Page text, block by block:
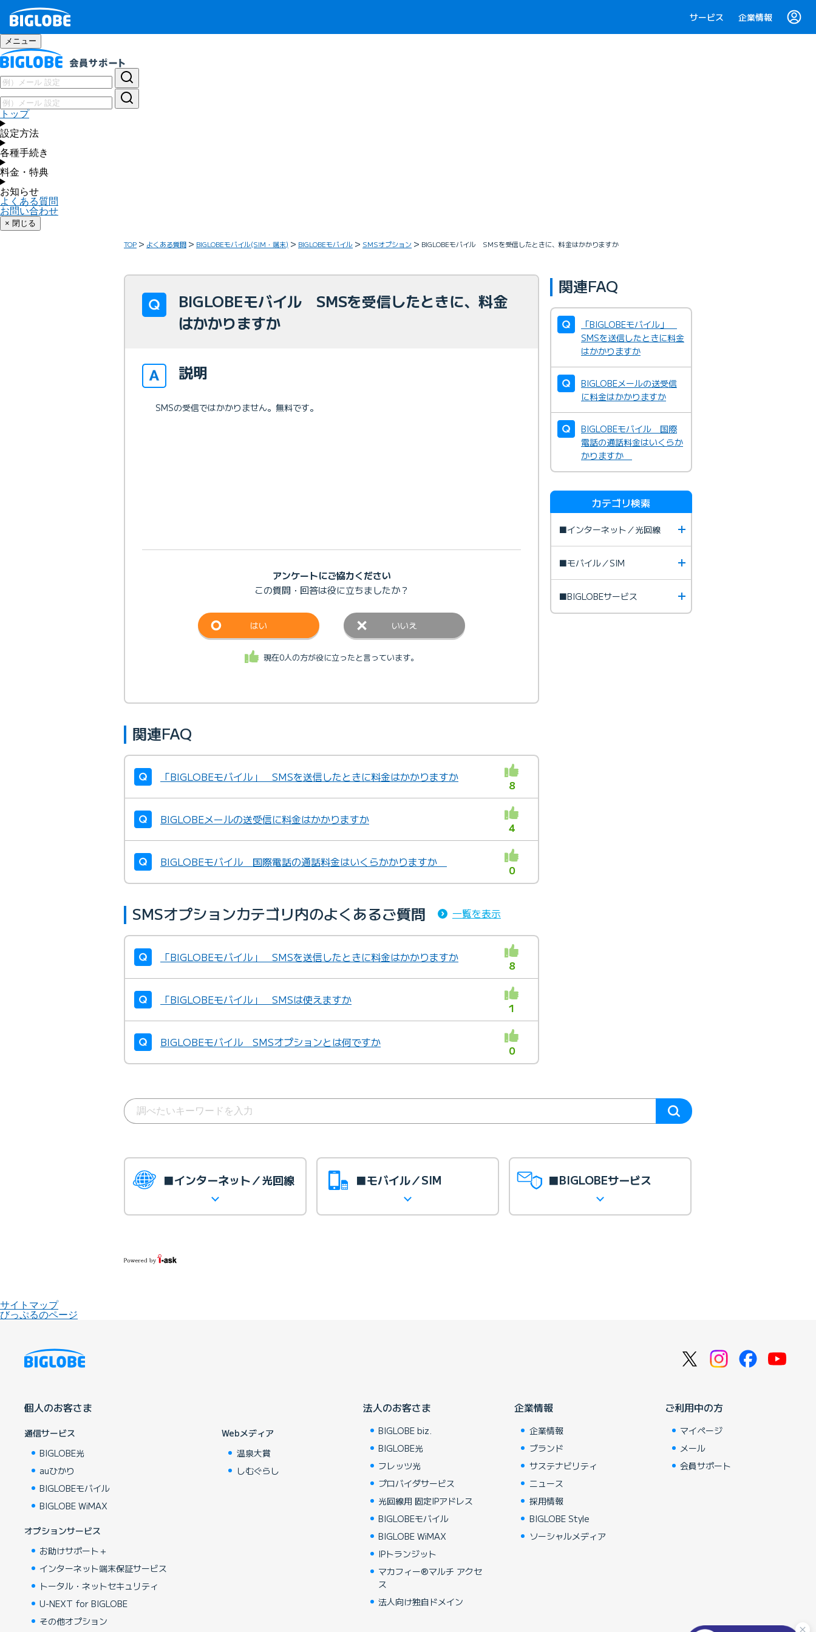
サービス 企業情報
メニュー
トップ
設定方法
各種手続き
料金・特典
お知らせ
よくある質問
お問い合わせ
× 閉じる
TOP よくある質問 BIGLOBEモバイル(SIM・端末) BIGLOBEモバイル SMSオプション BIGLOBEモバイル SMSを受信したときに、料金はかかりますか
BIGLOBEモバイル SMSを受信したときに、料金
はかかりますか
説明
SMSの受信ではかかりません。無料です。
アンケートにご協力ください
この質問・回答は役に立ちましたか？
はい いいえ
現在0人の方が役に立ったと言っています。
関連FAQ
「BIGLOBEモバイル」 SMSを送信したときに料金はかかりますか
8
BIGLOBEメールの送受信に料金はかかりますか
4
BIGLOBEモバイル 国際電話の通話料金はいくらかかりますか
0
SMSオプションカテゴリ内のよくあるご質問 一覧を表示
「BIGLOBEモバイル」 SMSを送信したときに料金はかかりますか
8
「BIGLOBEモバイル」 SMSは使えますか
1
BIGLOBEモバイル SMSオプションとは何ですか
0
関連FAQ
「BIGLOBEモバイル」
SMSを送信したときに料金
はかかりますか
BIGLOBEメールの送受信
に料金はかかりますか
BIGLOBEモバイル 国際
電話の通話料金はいくらか
かりますか
カテゴリ検索
■インターネット／光回線
■モバイル／SIM
■BIGLOBEサービス
■インターネット／光回線 ■モバイル／SIM ■BIGLOBEサービス
サイトマップ
びっぷるのページ
個人のお客さま
通信サービス
BIGLOBE光
auひかり
BIGLOBEモバイル
BIGLOBE WiMAX
オプションサービス
お助けサポート＋
インターネット端末保証サービス
トータル・ネットセキュリティ
U-NEXT for BIGLOBE
その他オプション
Webメディア
温泉大賞
しむぐらし
法人のお客さま
BIGLOBE biz.
BIGLOBE光
フレッツ光
プロバイダサービス
光回線用 固定IPアドレス
BIGLOBEモバイル
BIGLOBE WiMAX
IPトランジット
マカフィー®マルチ アクセ
ス
法人向け独自ドメイン
企業情報
企業情報
ブランド
サステナビリティ
ニュース
採用情報
BIGLOBE Style
ソーシャルメディア
ご利用中の方
マイページ
メール
会員サポート